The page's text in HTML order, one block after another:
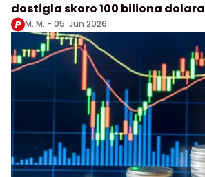
dostigla skoro 100 biliona dolara
M. M. - 05. Jun 2026.